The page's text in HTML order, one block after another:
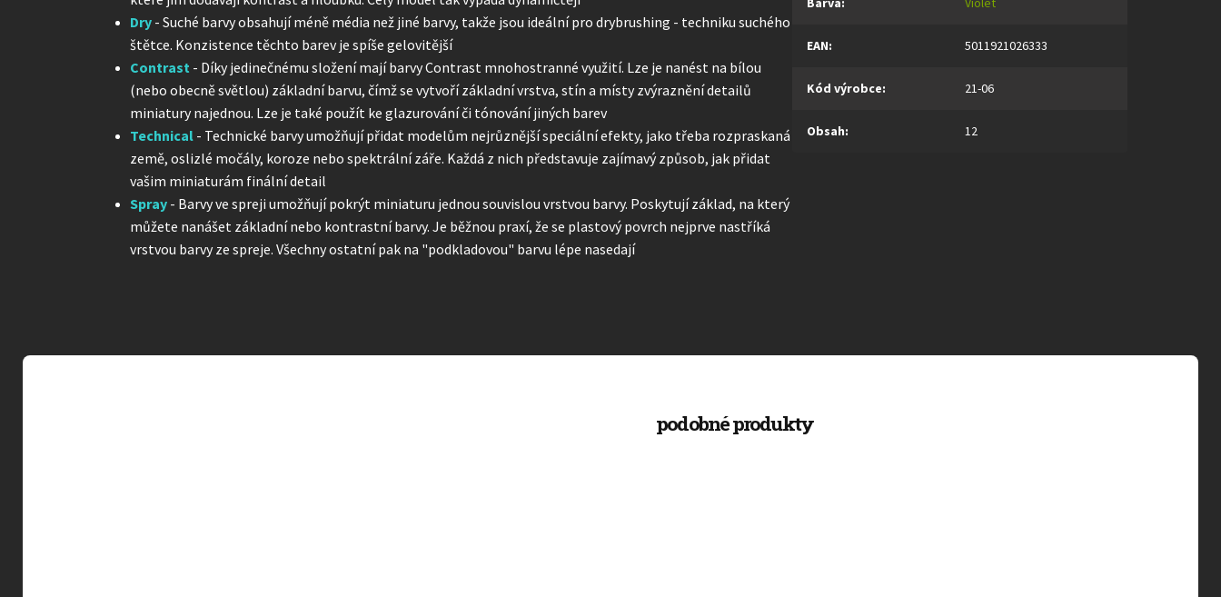
Dry - Suché barvy obsahují méně média než jiné barvy, takže jsou ideální pro drybrushing - techniku suchého
štětce. Konzistence těchto barev je spíše gelovitější
Contrast - Díky jedinečnému složení mají barvy Contrast mnohostranné využití. Lze je nanést na bílou
(nebo obecně světlou) základní barvu, čímž se vytvoří základní vrstva, stín a místy zvýraznění detailů
miniatury najednou. Lze je také použít ke glazurování či tónování jiných barev
Technical - Technické barvy umožňují přidat modelům nejrůznější speciální efekty, jako třeba rozpraskaná
země, oslizlé močály, koroze nebo spektrální záře. Každá z nich představuje zajímavý způsob, jak přidat
vašim miniaturám finální detail
Spray - Barvy ve spreji umožňují pokrýt miniaturu jednou souvislou vrstvou barvy. Poskytují základ, na který
můžete nanášet základní nebo kontrastní barvy. Je běžnou praxí, že se plastový povrch nejprve nastříká
vrstvou barvy ze spreje. Všechny ostatní pak na "podkladovou" barvu lépe nasedají
EAN: 5011921026333
Kód výrobce: 21-06
Obsah: 12